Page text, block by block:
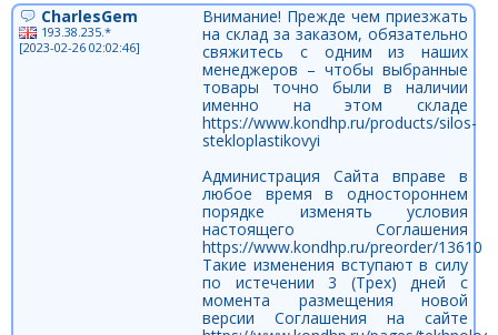
CharlesGem
193.38.235.*
[2023-02-26 02:02:46]
Внимание! Прежде чем приезжать
на склад за заказом, обязательно
свяжитесь с одним из наших
менеджеров – чтобы выбранные
товары точно были в наличии
именно на этом складе
https://www.kondhp.ru/products/silos-
stekloplastikovyi
Администрация Сайта вправе в
любое время в одностороннем
порядке изменять условия
настоящего Соглашения
https://www.kondhp.ru/preorder/13610
Такие изменения вступают в силу
по истечении 3 (Трех) дней с
момента размещения новой
версии Соглашения на сайте